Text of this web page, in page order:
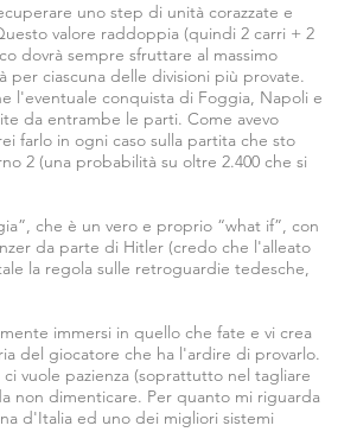
uno step di unità corazzate e
valore raddoppia (quindi 2 carri + 2
dovrà sempre sfruttare al massimo
ciascuna delle divisioni più provate.
l'eventuale conquista di Foggia, Napoli e
da entrambe le parti. Come avevo
farlo in ogni caso sulla partita che sto
2 (una probabilità su oltre 2.400 che si
che è un vero e proprio “what if”, con
da parte di Hitler (credo che l'alleato
la regola sulle retroguardie tedesche,
immersi in quello che fate e vi crea
del giocatore che ha l'ardire di provarlo.
vuole pazienza (soprattutto nel tagliare
non dimenticare. Per quanto mi riguarda
d'Italia ed uno dei migliori sistemi